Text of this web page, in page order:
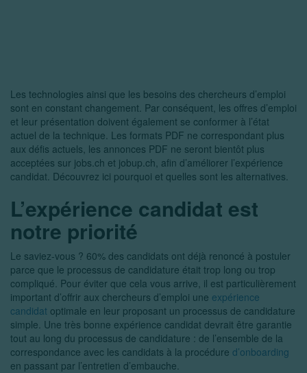
Les technologies ainsi que les besoins des chercheurs d’emploi
sont en constant changement. Par conséquent, les offres d’emploi
et leur présentation doivent également se conformer à l’état
actuel de la technique. Les formats PDF ne correspondant plus
aux défis actuels, les annonces PDF ne seront bientôt plus
acceptées sur jobs.ch et jobup.ch, afin d’améliorer l’expérience
candidat. Découvrez ici pourquoi et quelles sont les alternatives.
L’expérience candidat est
notre priorité
Le saviez-vous ? 60% des candidats ont déjà renoncé à postuler
parce que le processus de candidature était trop long ou trop
compliqué. Pour éviter que cela vous arrive, il est particulièrement
important d’offrir aux chercheurs d’emploi une expérience
candidat optimale en leur proposant un processus de candidature
simple. Une très bonne expérience candidat devrait être garantie
tout au long du processus de candidature : de l’ensemble de la
correspondance avec les candidats à la procédure d’onboarding
en passant par l’entretien d’embauche.